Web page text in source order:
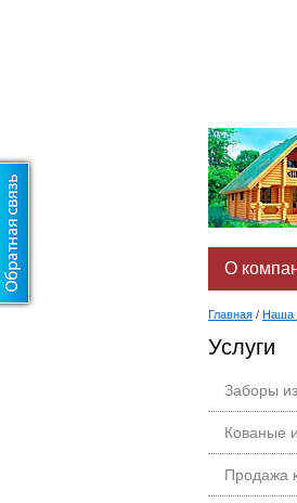
О
Главная / Наша
Услуги
Заборы
Кованые
Продажа